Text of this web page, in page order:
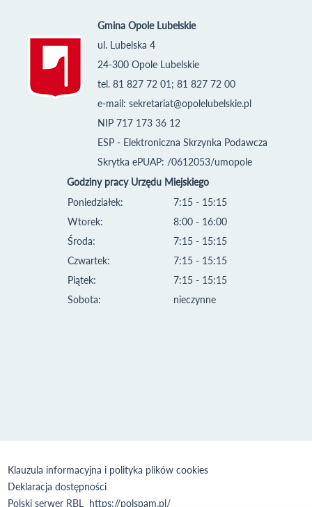
Gmina Opole Lubelskie
ul. Lubelska 4
24-300 Opole Lubelskie
tel. 81 827 72 01; 81 827 72 00
e-mail: sekretariat@opolelubelskie.pl
NIP 717 173 36 12
ESP - Elektroniczna Skrzynka Podawcza
Skrytka ePUAP: /0612053/umopole
Godziny pracy Urzędu Miejskiego
Poniedziałek:
Wtorek:
Środa:
Czwartek:
Piątek:
Sobota:
7:15 - 15:15
8:00 - 16:00
7:15 - 15:15
7:15 - 15:15
7:15 - 15:15
nieczynne
Klauzula informacyjna i polityka plików cookies
Deklaracja dostępności
Polski serwer RBL https://polspam.pl/